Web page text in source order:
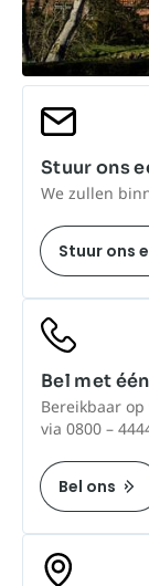
Stuur ons
We zullen
Stuur ons
Bel met
Bereikbaar
via 0800 –
Bel ons